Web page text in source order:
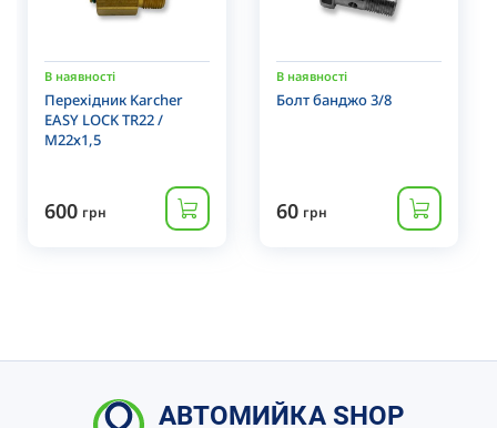
В наявності
Перехідник Karcher
EASY LOCK TR22 /
М22х1,5
600 грн
В наявності
Болт банджо 3/8
60 грн
АВТОМИЙКА SHOP